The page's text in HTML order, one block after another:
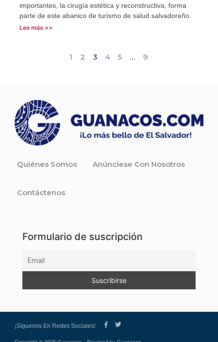
importantes, la cirugía estética y reconstructiva, forma
parte de este abanico de turismo de salud salvadoreño.
Lee más >>
1 2 3 4 5 … 9
Quiénes Somos Anúnciese Con Nosotros
Contáctenos
Formulario de suscripción
¡Síguenos En Redes Sociales!